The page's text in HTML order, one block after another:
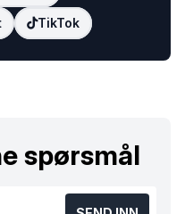
TikTok
spørsmål